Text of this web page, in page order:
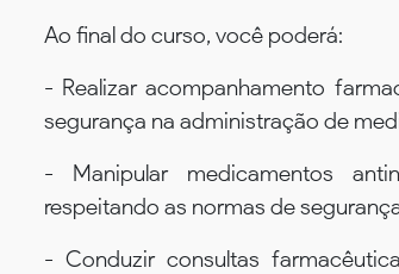
Ao final do curso, você poderá:
- Realizar acompanhamento
segurança na administração de
- Manipular medicamentos
respeitando as normas de
- Conduzir consultas